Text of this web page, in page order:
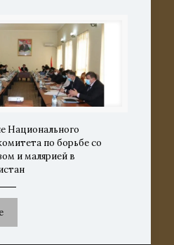
Национального
по борьбе со
и малярией в